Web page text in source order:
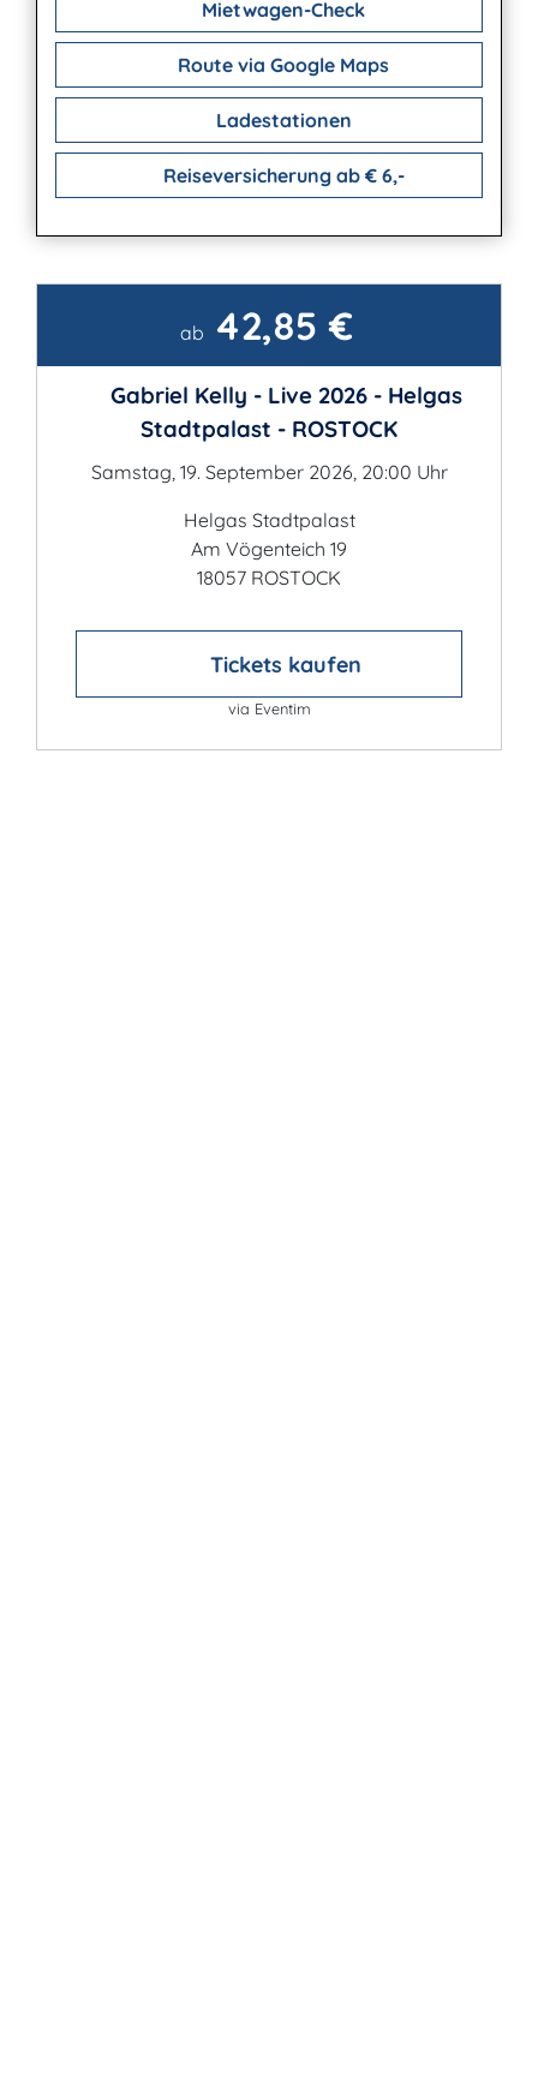
Mietwagen-Check
Route via Google Maps
Ladestationen
Reiseversicherung ab € 6,-
Kontaktab 42,85 €
Gabriel Kelly - Live 2026 - Helgas
Stadtpalast - ROSTOCK
Samstag, 19. September 2026, 20:00 Uhr
Helgas Stadtpalast
Am Vögenteich 19
18057 ROSTOCK
Tickets kaufen
via Eventim